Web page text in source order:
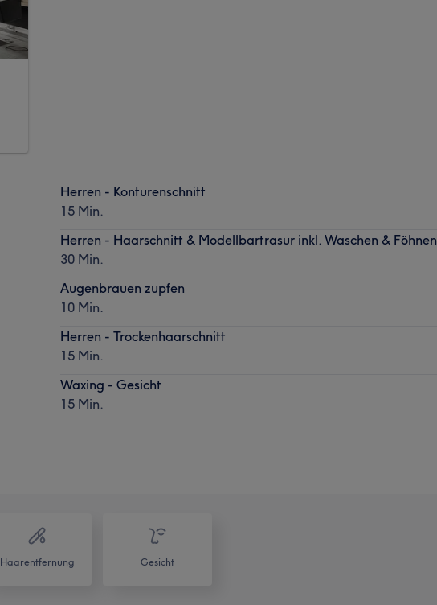
Herren - Konturenschnitt
15 Min.
Herren - Haarschnitt & Modellbartrasur inkl. Waschen & Föhnen
30 Min.
Augenbrauen zupfen
10 Min.
Herren - Trockenhaarschnitt
15 Min.
Waxing - Gesicht
15 Min.
Haarentfernung Gesicht